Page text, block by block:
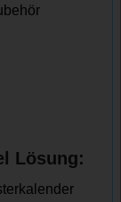
Lösung: